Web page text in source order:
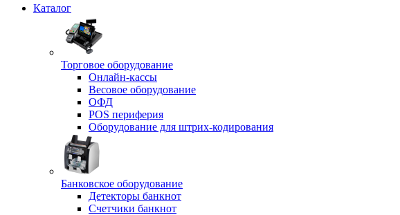
Каталог
Торговое оборудование
Онлайн-кассы
Весовое оборудование
ОФД
POS периферия
Оборудование для штрих-кодирования
Банковское оборудование
Детекторы банкнот
Счетчики банкнот